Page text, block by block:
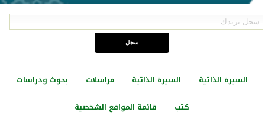
السيرة الذاتية السيرة الذاتية مراسلات بحوث ودراسات
كتب قائمة المواقع الشخصية